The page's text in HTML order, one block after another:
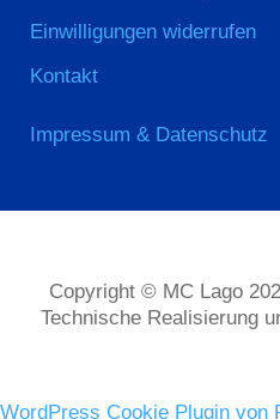
Einwilligungen widerrufen
Kontakt
Impressum & Datenschutz
Copyright © MC Lago
Technische Realisierung
WordPress Cookie Plugin von